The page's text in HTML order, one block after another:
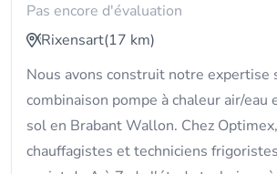
Pas encore d'évaluation
Rixensart(17 km)
Nous avons construit notre expertise
combinaison pompe à chaleur air/eau
sol en Brabant Wallon. Chez
chauffagistes et techniciens